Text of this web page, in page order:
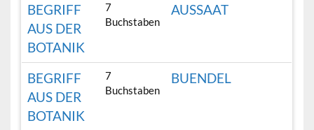
BEGRIFF
AUS DER
BOTANIK
7
Buchstaben
AUSSAAT
BEGRIFF
AUS DER
BOTANIK
7
Buchstaben
BUENDEL